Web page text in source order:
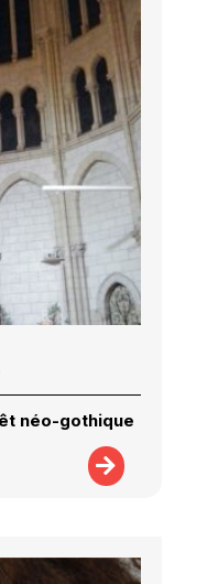
néo-gothique